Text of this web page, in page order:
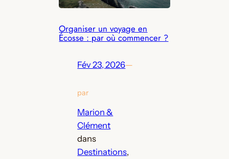
Organiser un voyage en
Écosse : par où commencer ?
Fév 23, 2026—
par
Marion &
Clément
dans
Destinations